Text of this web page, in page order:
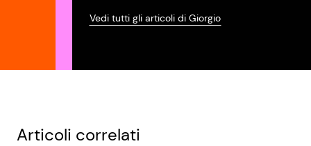
Vedi tutti gli articoli di Giorgio
Articoli correlati